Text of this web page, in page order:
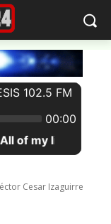
Cesar Izaguirre